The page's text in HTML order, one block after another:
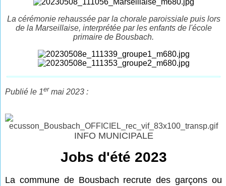
La cérémonie rehaussée par la chorale paroissiale puis lors
de la Marseillaise, interprétée par les enfants de l'école
primaire de Bousbach.
Publié le 1er mai 2023 :
INFO MUNICIPALE
Jobs d'été 2023
La commune de Bousbach recrute des garçons ou